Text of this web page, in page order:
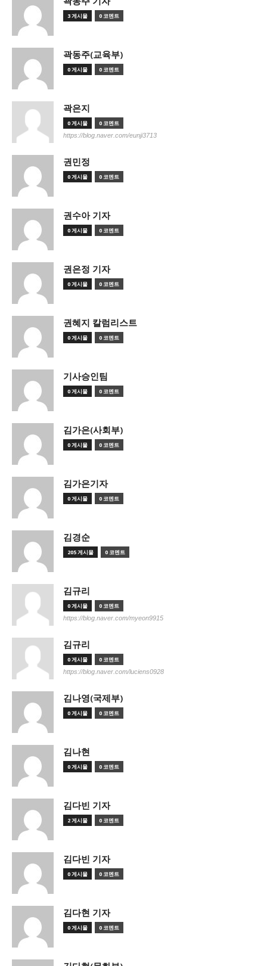
3 게시물 0 코멘트
곽동주(교육부)
0 게시물 0 코멘트
곽은지
0 게시물 0 코멘트
https://blog.naver.com/eunji3713
권민정
0 게시물 0 코멘트
권수아 기자
0 게시물 0 코멘트
권은정 기자
0 게시물 0 코멘트
권혜지 칼럼리스트
0 게시물 0 코멘트
기사승인팀
0 게시물 0 코멘트
김가은(사회부)
0 게시물 0 코멘트
김가은기자
0 게시물 0 코멘트
김경순
205 게시물 0 코멘트
김규리
0 게시물 0 코멘트
https://blog.naver.com/myeon9915
김규리
0 게시물 0 코멘트
https://blog.naver.com/luciens0928
김나영(국제부)
0 게시물 0 코멘트
김나현
0 게시물 0 코멘트
김다빈 기자
2 게시물 0 코멘트
김다빈 기자
0 게시물 0 코멘트
김다현 기자
0 게시물 0 코멘트